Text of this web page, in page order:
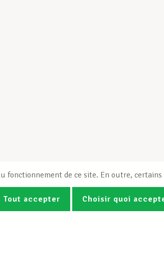
fonctionnement de ce site. En outre,
Tout accepter Choisir quoi